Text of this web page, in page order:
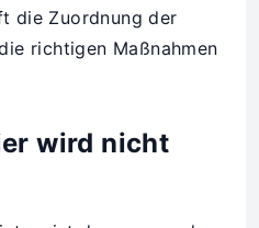
die Zuordnung der
richtigen Maßnahmen
wird nicht